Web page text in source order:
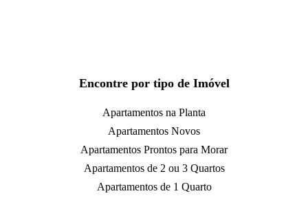
Encontre por tipo de Imóvel
Apartamentos na Planta
Apartamentos Novos
Apartamentos Prontos para Morar
Apartamentos de 2 ou 3 Quartos
Apartamentos de 1 Quarto